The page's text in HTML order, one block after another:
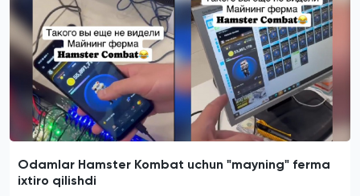
Odamlar Hamster Kombat uchun "mayning" ferma
ixtiro qilishdi